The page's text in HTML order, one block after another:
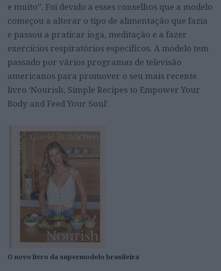
e muito”. Foi devido a esses conselhos que a modelo
começou a alterar o tipo de alimentação que fazia
e passou a praticar ioga, meditação e a fazer
exercícios respiratórios especificos. A modelo tem
passado por vários programas de televisão
americanos para promover o seu mais recente
livro ‘Nourish, Simple Recipes to Empower Your
Body and Feed Your Soul’.
O novo livro da supermodelo brasileira